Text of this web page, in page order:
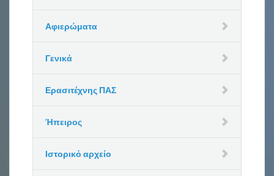
Αφιερώματα
Γενικά
Ερασιτέχνης ΠΑΣ
Ήπειρος
Ιστορικό αρχείο